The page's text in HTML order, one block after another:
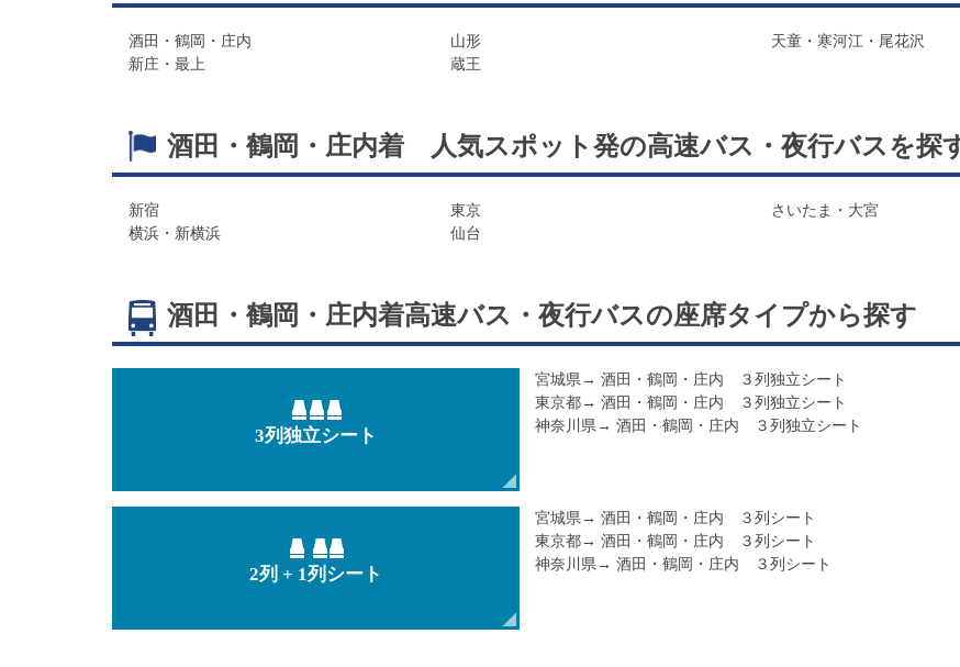
酒田・鶴岡・庄内 山形 天童・寒河江・尾花沢
新庄・最上
蔵王
酒田・鶴岡・庄内着 人気スポット発の高速バス・夜行バスを探
新宿 東京 さいたま・大宮
横浜・新横浜
仙台
酒田・鶴岡・庄内着高速バス・夜行バスの座席タイプから探す
3列独立シート
宮城県→ 酒田・鶴岡・庄内 ３列独立シート
東京都→ 酒田・鶴岡・庄内 ３列独立シート
神奈川県→ 酒田・鶴岡・庄内 ３列独立シート
2列 + 1列シート
宮城県→ 酒田・鶴岡・庄内 ３列シート
東京都→ 酒田・鶴岡・庄内 ３列シート
神奈川県→ 酒田・鶴岡・庄内 ３列シート